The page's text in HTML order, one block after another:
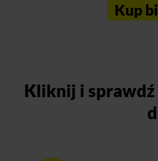
Kup
Kliknij i sprawdź